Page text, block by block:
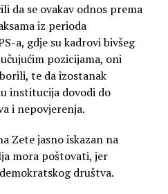
da se ovakav odnos prema
iz perioda
a, gdje su kadrovi bivšeg
pozicijama, oni
te da izostanak
institucija dovodi do
i nepovjerenja.
Zete jasno iskazan na
mora poštovati, jer
društva.